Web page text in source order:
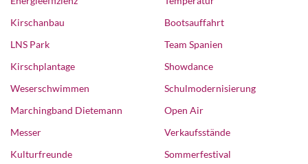
Kirschanbau
LNS Park
Kirschplantage
Weserschwimmen
Marchingband Dietemann
Messer
Bootsauffahrt
Team Spanien
Showdance
Schulmodernisierung
Open Air
Verkaufsstände
Kulturfreunde
Sommerfestival